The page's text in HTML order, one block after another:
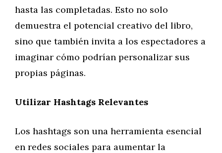
hasta las completadas. Esto no solo
demuestra el potencial creativo del libro,
sino que también invita a los espectadores a
imaginar cómo podrían personalizar sus
propias páginas.
Utilizar Hashtags Relevantes
Los hashtags son una herramienta esencial
en redes sociales para aumentar la